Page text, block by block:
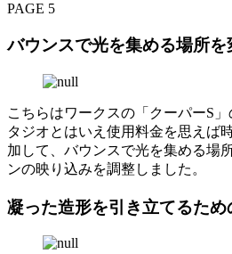
PAGE 5
バウンスで光を集める場所を
こちらはワークスの「クーパーS
タジオとはいえ使用料金を思えば
加して、バウンスで光を集める場
ンの映り込みを調整しました。
凝った造形を引き立てるた